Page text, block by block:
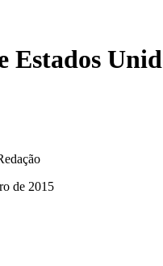
Estados
de 2015